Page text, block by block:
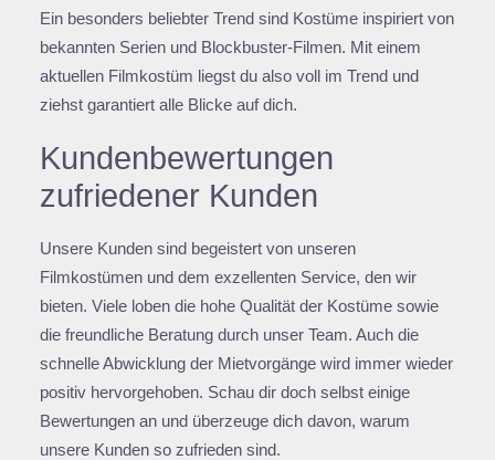
Ein besonders beliebter Trend sind Kostüme inspiriert von
bekannten Serien und Blockbuster-Filmen. Mit einem
aktuellen Filmkostüm liegst du also voll im Trend und
ziehst garantiert alle Blicke auf dich.
Kundenbewertungen
zufriedener Kunden
Unsere Kunden sind begeistert von unseren
Filmkostümen und dem exzellenten Service, den wir
bieten. Viele loben die hohe Qualität der Kostüme sowie
die freundliche Beratung durch unser Team. Auch die
schnelle Abwicklung der Mietvorgänge wird immer wieder
positiv hervorgehoben. Schau dir doch selbst einige
Bewertungen an und überzeuge dich davon, warum
unsere Kunden so zufrieden sind.